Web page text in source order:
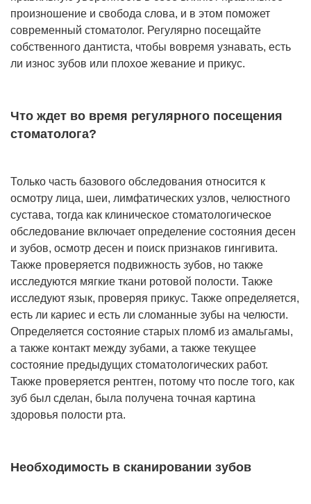
произношение и свобода слова, и в этом поможет
современный стоматолог. Регулярно посещайте
собственного дантиста, чтобы вовремя узнавать, есть
ли износ зубов или плохое жевание и прикус.
Что ждет во время регулярного посещения
стоматолога?
Только часть базового обследования относится к
осмотру лица, шеи, лимфатических узлов, челюстного
сустава, тогда как клиническое стоматологическое
обследование включает определение состояния десен
и зубов, осмотр десен и поиск признаков гингивита.
Также проверяется подвижность зубов, но также
исследуются мягкие ткани ротовой полости. Также
исследуют язык, проверяя прикус. Также определяется,
есть ли кариес и есть ли сломанные зубы на челюсти.
Определяется состояние старых пломб из амальгамы,
а также контакт между зубами, а также текущее
состояние предыдущих стоматологических работ.
Также проверяется рентген, потому что после того, как
зуб был сделан, была получена точная картина
здоровья полости рта.
Необходимость в сканировании зубов